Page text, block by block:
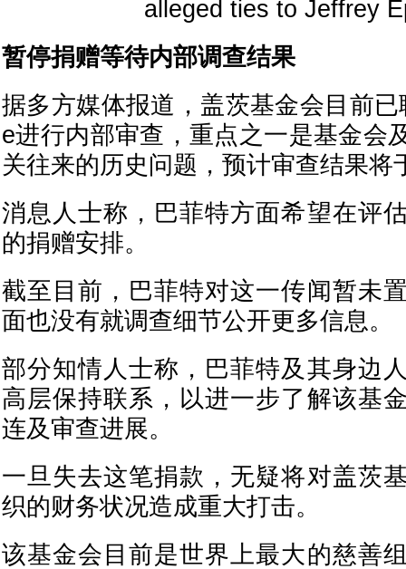
暂停捐赠等待内部调查结果
据多方媒体报道，盖茨基金会目前
e进行内部审查，重点之一是基金会
关往来的历史问题，预计审查结果将
消息人士称，巴菲特方面希望在评
的捐赠安排。
截至目前，巴菲特对这一传闻暂未
面也没有就调查细节公开更多信息。
部分知情人士称，巴菲特及其身边
高层保持联系，以进一步了解该基
连及审查进展。
一旦失去这笔捐款，无疑将对盖茨
织的财务状况造成重大打击。
该基金会目前是世界上最大的慈善